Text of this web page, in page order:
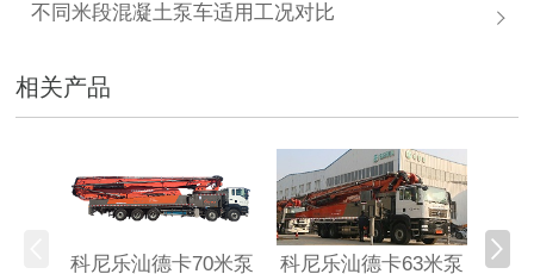
不同米段混凝土泵车适用工况对比
相关产品
科尼乐汕德卡70米泵 科尼乐汕德卡63米泵 科